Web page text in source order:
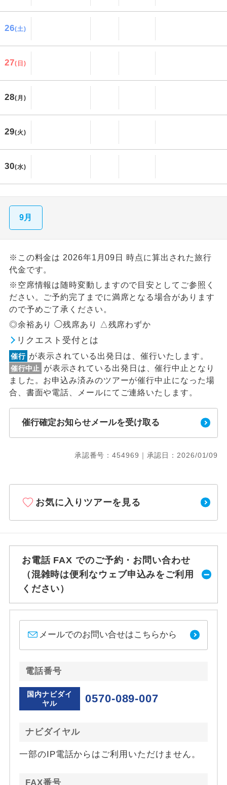
26(土)
27(日)
28(月)
29(火)
30(水)
9月
※この料金は 2026年1月09日 時点に算出された旅行
代金です。
※空席情報は随時変動しますので目安としてご参照く
ださい。ご予約完了までに満席となる場合があります
ので予めご了承ください。
◎余裕あり ◯残席あり △残席わずか
リクエスト受付とは
催行 が表示されている出発日は、催行いたします。
催行中止
が表示されている出発日は、催行中止となり
ました。お申込み済みのツアーが催行中止になった場
合、書面や電話、メールにてご連絡いたします。
催行確定お知らせメールを受け取る
承認番号：454969｜承認日：2026/01/09
お気に入りツアーを見る
お電話 FAX でのご予約・お問い合わせ
（混雑時は便利なウェブ申込みをご利用
ください）
メールでのお問い合せはこちらから
電話番号
国内ナビダイ
ヤル
0570-089-007
ナビダイヤル
一部のIP電話からはご利用いただけません。
FAX番号